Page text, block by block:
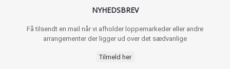
NYHEDSBREV
Få tilsendt en mail når vi afholder loppemarkeder eller andre
arrangementer der ligger ud over det sædvanlige
Tilmeld her